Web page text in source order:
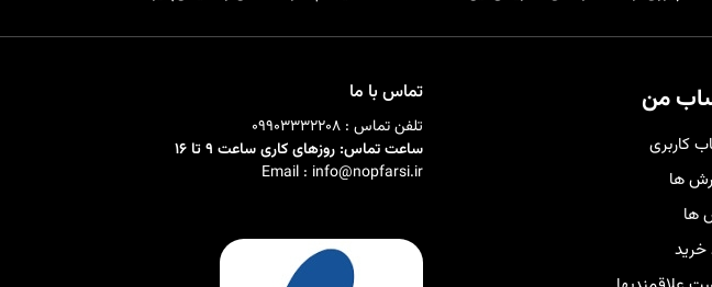
و اضافه کردن قابلیت‌های سفارشی را
محصولات، مشتریان و سفارش‌ها.
من
کاربری
ها
ها
تماس با ما
تلفن تماس : 09903332208
ساعت تماس: روزهای کاری ساعت 9 تا 16
Email : info@nopfarsi.ir